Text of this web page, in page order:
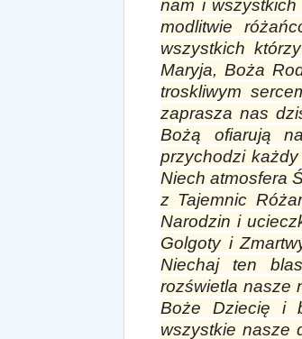
nam i
modlitwie
wszystkich
Maryja, Boża
troskliwym
zaprasza nas
Bożą ofiarują
przychodzi
Niech atmosfera
z Tajemnic
Narodzin i
Golgoty i
Niechaj ten
rozświetla nasze
Boże Dziecię i
wszystkie nasze